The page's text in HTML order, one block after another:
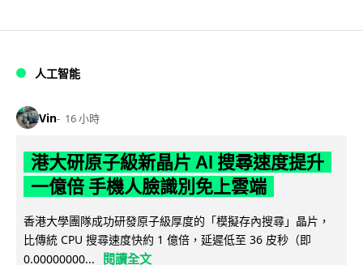
人工智能
Vin 16 小時
港大研原子級新晶片 AI 搜尋速度提升
一億倍 手機人臉識別免上雲端
香港大學團隊成功研發原子級厚度的「模擬存內搜尋」晶片，
比傳統 CPU 搜尋速度快約 1 億倍，延遲低至 36 皮秒（即
0.00000000...
閱讀全文